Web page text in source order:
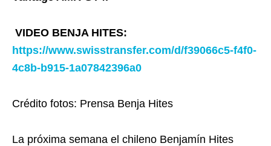
VIDEO BENJA HITES:
https://www.swisstransfer.com/d/f39066c5-f4f0-
4c8b-b915-1a07842396a0
Crédito fotos: Prensa Benja Hites
La próxima semana el chileno Benjamín Hites